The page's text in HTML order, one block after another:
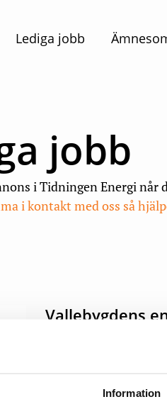
Information
Lediga jobb
jobb
i Tidningen Energi når
i kontakt med oss så
Vallebygdens
Vill du tillsammans